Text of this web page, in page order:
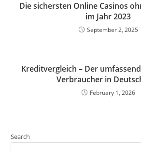
Die sichersten Online Casinos
im Jahr 2023
September 2, 2025
Kreditvergleich – Der
Verbraucher in
February 1, 2026
Search